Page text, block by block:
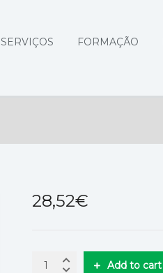
SERVIÇOS FORMAÇÃO
28,52€
Add to cart